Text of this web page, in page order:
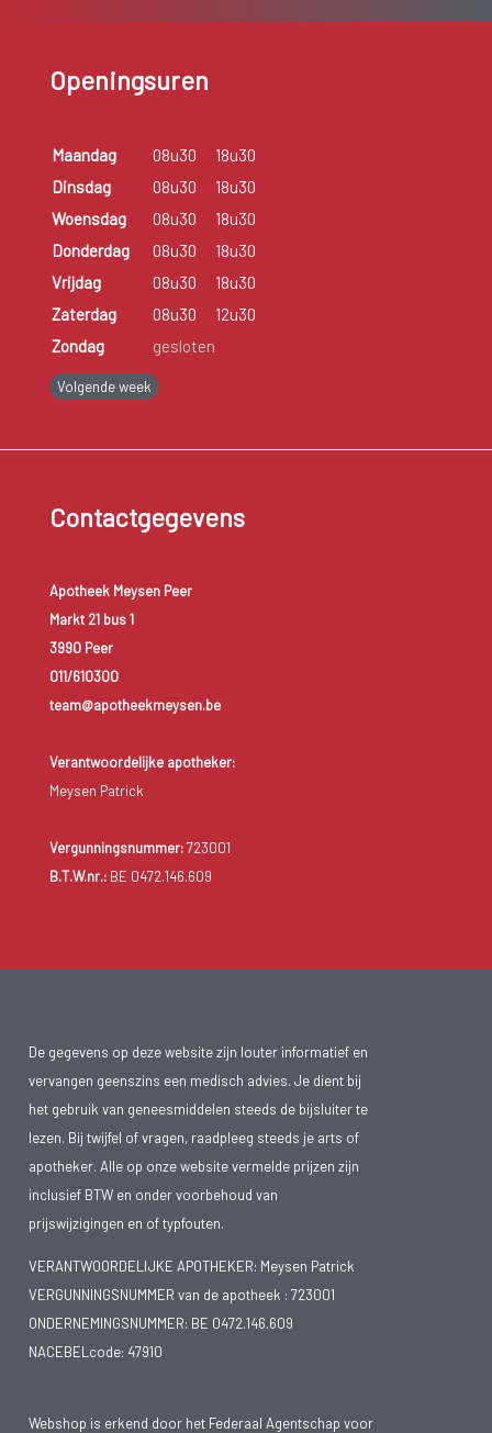
Openingsuren
Maandag 08u30
18u30
Dinsdag
08u30
18u30
Woensdag
08u30
18u30
Donderdag
08u30
18u30
Vrijdag
08u30
18u30
Zaterdag
08u30
12u30
Zondag
gesloten
Volgende week
Contactgegevens
Apotheek Meysen Peer
Markt 21 bus 1
3990 Peer
011/610300
team@apotheekmeysen.be
Verantwoordelijke apotheker:
Meysen Patrick
Vergunningsnummer:723001
B.T.W.nr.:BE 0472.146.609
De gegevens op deze website zijn louter informatief en
vervangen geenszins een medisch advies. Je dient bij
het gebruik van geneesmiddelen steeds de bijsluiter te
lezen. Bij twijfel of vragen, raadpleeg steeds je arts of
apotheker. Alle op onze website vermelde prijzen zijn
inclusief BTW en onder voorbehoud van
prijswijzigingen en of typfouten.
VERANTWOORDELIJKE APOTHEKER: Meysen Patrick
VERGUNNINGSNUMMER van de apotheek : 723001
ONDERNEMINGSNUMMER: BE 0472.146.609
NACEBELcode: 47910
Webshop is erkend door het Federaal Agentschap voor